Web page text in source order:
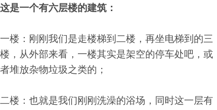
这是一个有六层楼的建筑：
一楼：刚刚我们是走楼梯到二楼，再坐电梯到的三
楼，从外部来看，一楼其实是架空的停车处吧，或
者堆放杂物垃圾之类的；
二楼：也就是我们刚刚洗澡的浴场，同时这一层有